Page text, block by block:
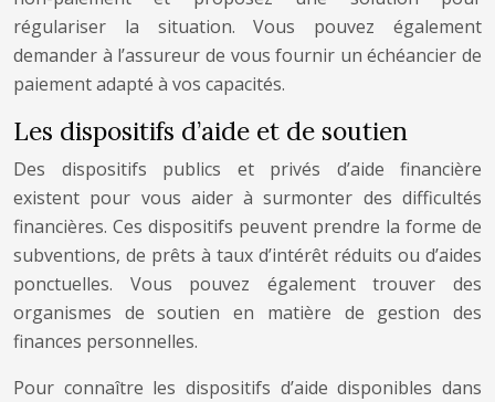
régulariser la situation. Vous pouvez également
demander à l’assureur de vous fournir un échéancier de
paiement adapté à vos capacités.
Les dispositifs d’aide et de soutien
Des dispositifs publics et privés d’aide financière
existent pour vous aider à surmonter des difficultés
financières. Ces dispositifs peuvent prendre la forme de
subventions, de prêts à taux d’intérêt réduits ou d’aides
ponctuelles. Vous pouvez également trouver des
organismes de soutien en matière de gestion des
finances personnelles.
Pour connaître les dispositifs d’aide disponibles dans